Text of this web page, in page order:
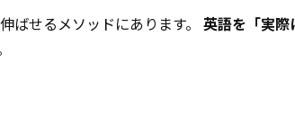
ばせるメソッドにあります。 英語を「実際